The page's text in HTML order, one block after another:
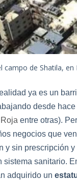
campo de Shatila, en
ya es un
desde hace
entre otras).
negocios que
y sin prescripción
sistema sanitario.
adquirido un